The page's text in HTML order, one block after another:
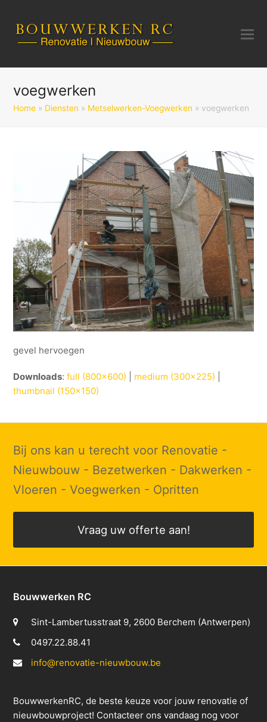
voegwerken
Home » Diensten » Metselwerken-Voegwerken » voegwerken
gevel hervoegen
Downloads:full (800x600) medium (300x225)
thumbnail (150x150)
Bij ons kan u terecht voor Renovatie -
Nieuwbouw - Bezetwerken - Dakwerken -
Vloeren - Voegwerken - Opritten
Vraag uw offerte aan!
Bouwwerken RC
Sint-Lambertusstraat 9, 2600 Berchem (Antwerpen)
0497.22.88.41
info@renovatie-nieuwbouw.be
BouwwerkenRC, de beste keuze voor jouw renovatie of
nieuwbouwproject! Contacteer ons vandaag nog voor